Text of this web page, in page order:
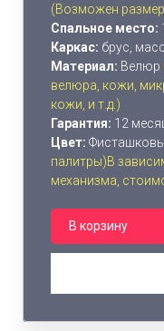
(Возможен
Спальное место:
Каркас: брус,
Материал: Велюр
велюра, кожи,
кожи, и т.д.)
Гарантия: 12
Цвет:
палитры)В
механизма,
В корзину